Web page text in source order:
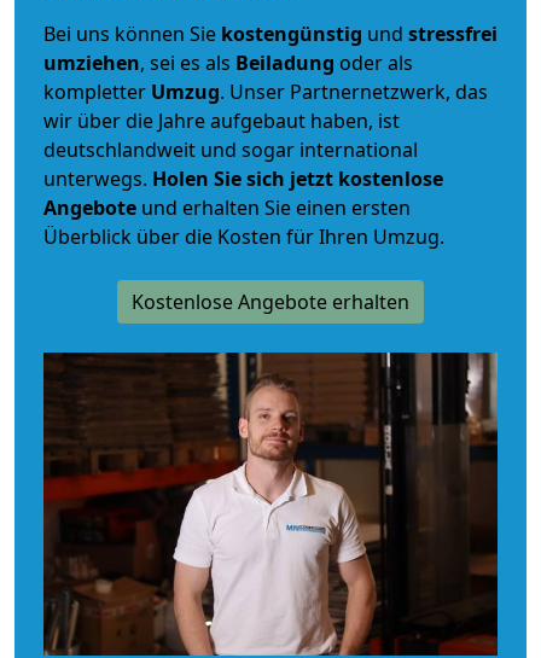
Bei uns können Sie kostengünstig und stressfrei
umziehen, sei es als Beiladung oder als
kompletter Umzug. Unser Partnernetzwerk, das
wir über die Jahre aufgebaut haben, ist
deutschlandweit und sogar international
unterwegs. Holen Sie sich jetzt kostenlose
Angebote und erhalten Sie einen ersten
Überblick über die Kosten für Ihren Umzug.
Kostenlose Angebote erhalten